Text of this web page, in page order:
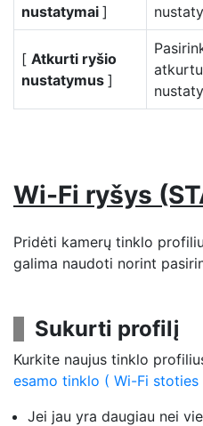
nustatymai ]
[ Atkurti ryšio
nustatymus ]
Wi-Fi ryšys
Pridėti kamerų tinklo
galima naudoti norint
Sukurti profilį
Kurkite naujus tinklo
esamo tinklo ( Wi-Fi stoties
Jei jau yra daugiau nei